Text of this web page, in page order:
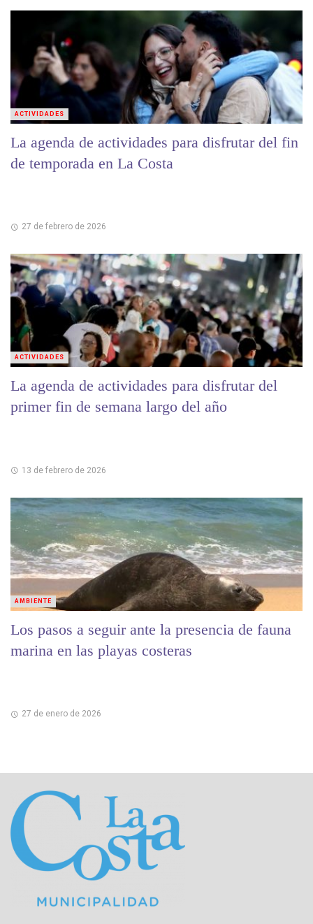
La agenda de actividades para disfrutar del fin
de temporada en La Costa
27 de febrero de 2026
ACTIVIDADES
La agenda de actividades para disfrutar del
primer fin de semana largo del año
13 de febrero de 2026
ACTIVIDADES
Los pasos a seguir ante la presencia de fauna
marina en las playas costeras
27 de enero de 2026
AMBIENTE